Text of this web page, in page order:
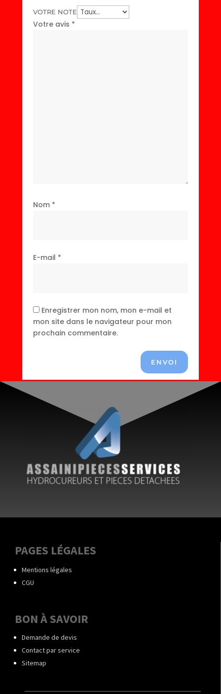
VOTRE NOTE
Votre avis *
Nom *
E-mail *
Enregistrer mon nom, mon e-mail et
mon site dans le navigateur pour mon
prochain commentaire.
ENVOI
PAGES LÉGALES
Mentions légales
CGU
BON À SAVOIR
Demande de devis
Contact par service
Sitemap